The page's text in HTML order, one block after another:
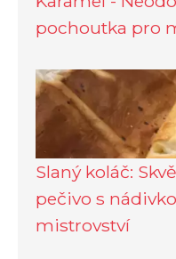
pochoutka pro
Slaný koláč:
pečivo s
mistrovství